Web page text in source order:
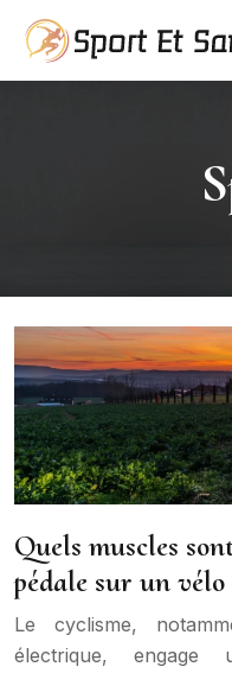
Quels muscles
pédale sur un
Le cyclisme,
électrique, engage